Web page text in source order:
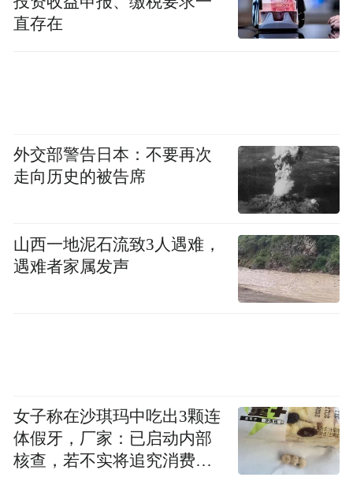
直存在
外交部警告日本：不要再次
走向历史的被告席
山西一地泥石流致3人遇难，
遇难者家属发声
女子称在沙琪玛中吃出3颗连
体假牙，厂家：已启动内部
核查，若不实将追究消费者